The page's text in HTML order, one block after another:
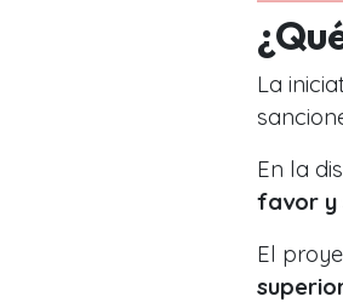
La
En la
favor y
El